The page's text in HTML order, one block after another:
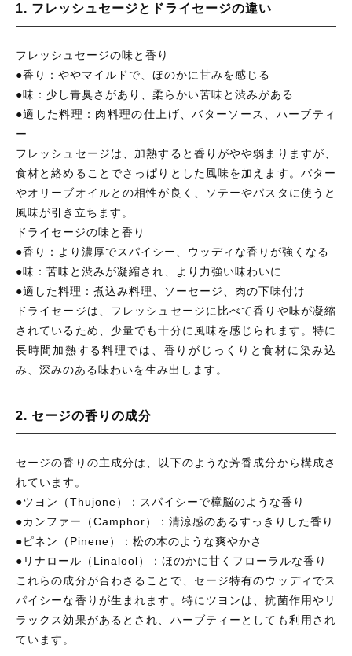
1. フレッシュセージとドライセージの違い
フレッシュセージの味と香り
●香り：ややマイルドで、ほのかに甘みを感じる
●味：少し青臭さがあり、柔らかい苦味と渋みがある
●適した料理：肉料理の仕上げ、バターソース、ハーブティ
ー
フレッシュセージは、加熱すると香りがやや弱まりますが、
食材と絡めることでさっぱりとした風味を加えます。バター
やオリーブオイルとの相性が良く、ソテーやパスタに使うと
風味が引き立ちます。
ドライセージの味と香り
●香り：より濃厚でスパイシー、ウッディな香りが強くなる
●味：苦味と渋みが凝縮され、より力強い味わいに
●適した料理：煮込み料理、ソーセージ、肉の下味付け
ドライセージは、フレッシュセージに比べて香りや味が凝縮
されているため、少量でも十分に風味を感じられます。特に
長時間加熱する料理では、香りがじっくりと食材に染み込
み、深みのある味わいを生み出します。
2. セージの香りの成分
セージの香りの主成分は、以下のような芳香成分から構成さ
れています。
●ツヨン（Thujone）：スパイシーで樟脳のような香り
●カンファー（Camphor）：清涼感のあるすっきりした香り
●ピネン（Pinene）：松の木のような爽やかさ
●リナロール（Linalool）：ほのかに甘くフローラルな香り
これらの成分が合わさることで、セージ特有のウッディでス
パイシーな香りが生まれます。特にツヨンは、抗菌作用やリ
ラックス効果があるとされ、ハーブティーとしても利用され
ています。